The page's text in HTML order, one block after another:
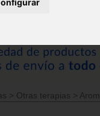
> Otras terapias >